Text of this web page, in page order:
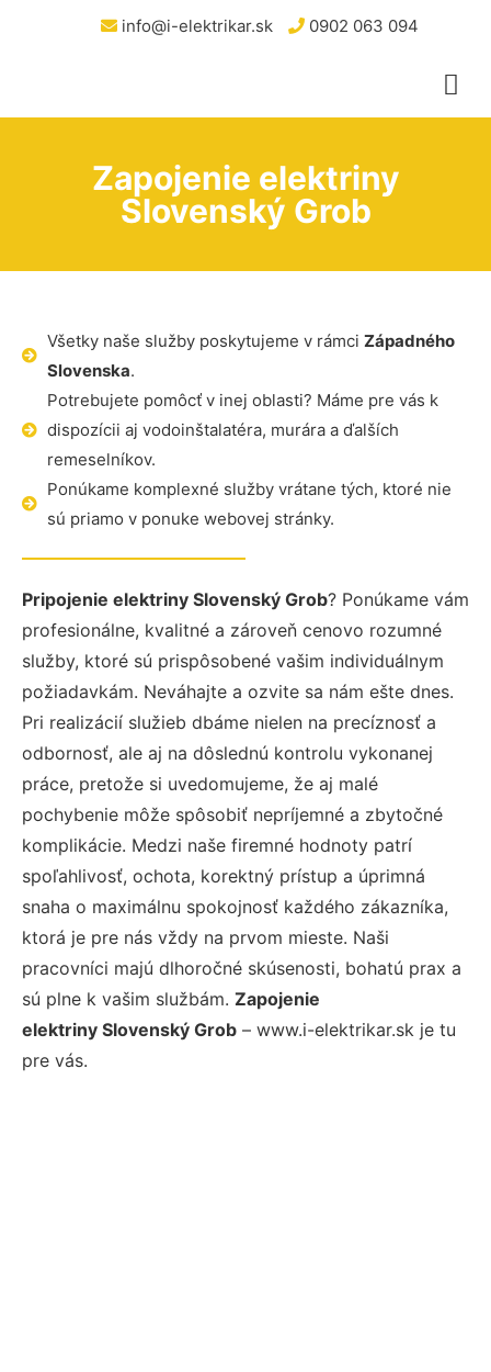
info@i-elektrikar.sk 0902 063 094
Zapojenie elektriny
Slovenský Grob
Všetky naše služby poskytujeme v rámci Západného
Slovenska.
Potrebujete pomôcť v inej oblasti? Máme pre vás k
dispozícii aj vodoinštalatéra, murára a ďalších
remeselníkov.
Ponúkame komplexné služby vrátane tých, ktoré nie
sú priamo v ponuke webovej stránky.
Pripojenie elektriny Slovenský Grob? Ponúkame vám
profesionálne, kvalitné a zároveň cenovo rozumné
služby, ktoré sú prispôsobené vašim individuálnym
požiadavkám. Neváhajte a ozvite sa nám ešte dnes.
Pri realizácií služieb dbáme nielen na precíznosť a
odbornosť, ale aj na dôslednú kontrolu vykonanej
práce, pretože si uvedomujeme, že aj malé
pochybenie môže spôsobiť nepríjemné a zbytočné
komplikácie. Medzi naše firemné hodnoty patrí
spoľahlivosť, ochota, korektný prístup a úprimná
snaha o maximálnu spokojnosť každého zákazníka,
ktorá je pre nás vždy na prvom mieste. Naši
pracovníci majú dlhoročné skúsenosti, bohatú prax a
sú plne k vašim službám. Zapojenie
elektriny Slovenský Grob – www.i-elektrikar.sk je tu
pre vás.